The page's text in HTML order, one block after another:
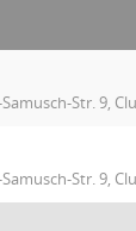
Str. 9,
Str. 9,